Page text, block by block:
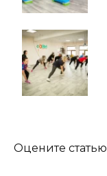
Оцените статью